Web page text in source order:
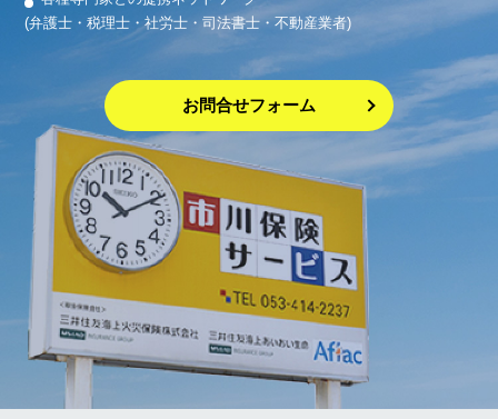
(弁護士・税理士・社労士・司法書士・不動産業者)
お問合せフォーム